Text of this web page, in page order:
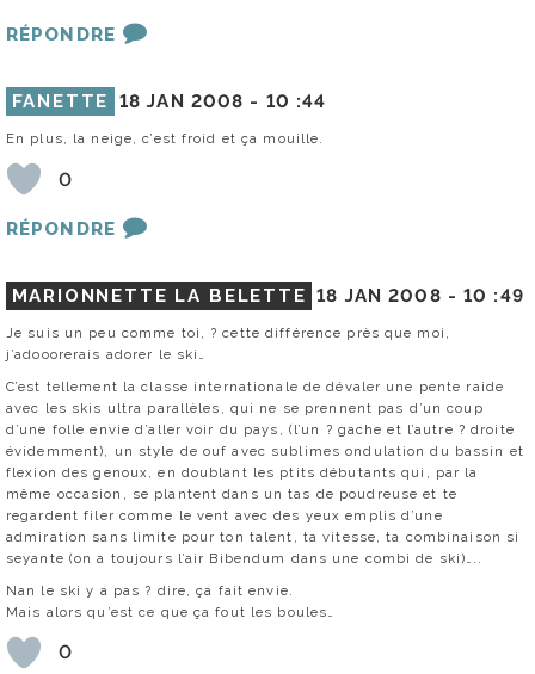
RÉPONDRE
FANETTE 18 JAN 2008 - 10 :44
En plus, la neige, c’est froid et ça mouille.
0
RÉPONDRE
MARIONNETTE LA BELETTE 18 JAN 2008 -10 :49
Je suis un peu comme toi, ? cette différence près que moi,
j’adooorerais adorer le ski…
C’est tellement la classe internationale de dévaler une pente raide
avec les skis ultra parallèles, qui ne se prennent pas d’un coup
d’une folle envie d’aller voir du pays, (l’un ? gache et l’autre ? droite
évidemment), un style de ouf avec sublimes ondulation du bassin et
flexion des genoux, en doublant les ptits débutants qui, par la
même occasion, se plantent dans un tas de poudreuse et te
regardent filer comme le vent avec des yeux emplis d’une
admiration sans limite pour ton talent, ta vitesse, ta combinaison si
seyante (on a toujours l’air Bibendum dans une combi de ski)…..
Nan le ski y a pas ? dire, ça fait envie.
Mais alors qu’est ce que ça fout les boules…
0